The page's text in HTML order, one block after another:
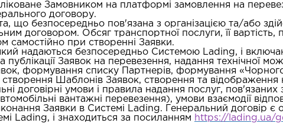
Замовником на платформі замовлення на
договору.
що безпосередньо пов'язана з організацією та/або
договором. Обсяг транспортної послуги, її вартість,
самостійно при створенні Заявки.
надаються безпосередньо Системою Lading, і
публікації Заявок на перевезення, надання технічної
формування списку Партнерів, формування «Чорного
Шаблонів Заявок, створення та
договірні умови і правила надання послуг,
вантажні перевезення), умови взаємодії
Заявки в Системі Lading. Генеральний договір є
Lading, і знаходиться за посиланням https://lading.ua/